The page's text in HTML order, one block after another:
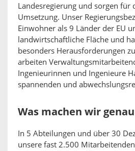
Landesregierung und sorgen für
Umsetzung. Unser
Einwohner als 9 Länder der EU
landwirtschaftliche Fläche und
besonders Herausforderungen
arbeiten
Ingenieurinnen und Ingenieure
spannenden und
Was machen wir genau
In 5 Abteilungen und über 30
unsere fast 2.500